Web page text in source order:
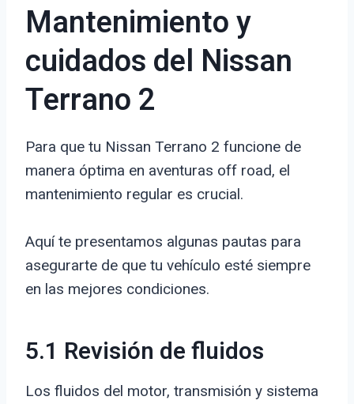
Mantenimiento y
cuidados del Nissan
Terrano 2
Para que tu Nissan Terrano 2 funcione de
manera óptima en aventuras off road, el
mantenimiento regular es crucial.
Aquí te presentamos algunas pautas para
asegurarte de que tu vehículo esté siempre
en las mejores condiciones.
5.1 Revisión de fluidos
Los fluidos del motor, transmisión y sistema